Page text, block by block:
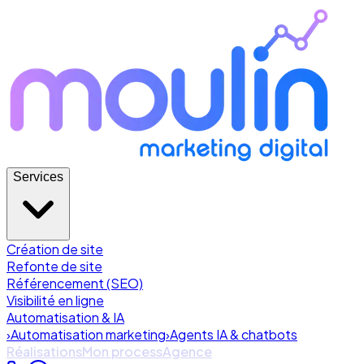
Services
Création de site
Refonte de site
Référencement (SEO)
Visibilité en ligne
Automatisation & IA
›Automatisation marketing›Agents IA & chatbots
RéalisationsMon processAgence